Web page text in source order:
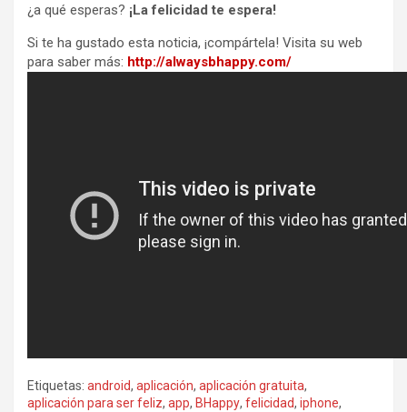
¿a qué esperas? ¡La felicidad te espera!
Si te ha gustado esta noticia, ¡compártela! Visita su web
para saber más: http://alwaysbhappy.com/
Etiquetas: android, aplicación, aplicación gratuita,
aplicación para ser feliz, app, BHappy, felicidad, iphone,